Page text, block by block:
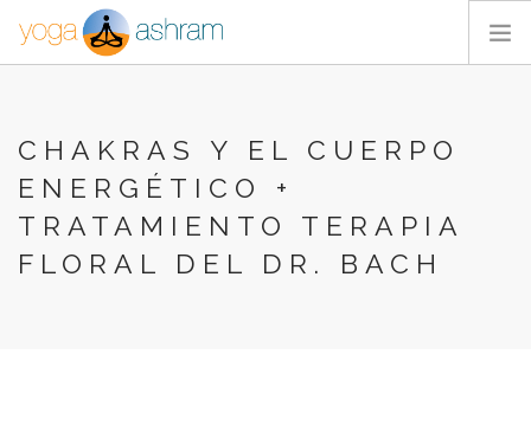
NOSOTROS
BLOG
CONTACTA
CHAKRAS Y EL CUERPO
ENERGÉTICO +
TRATAMIENTO TERAPIA
FLORAL DEL DR. BACH